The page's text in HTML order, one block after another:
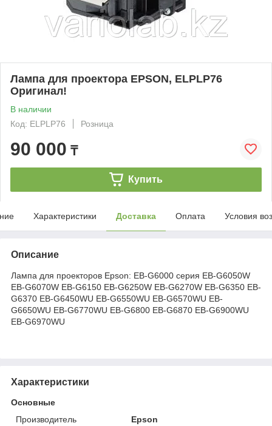
Лампа для проектора EPSON, ELPLP76
Оригинал!
В наличии
Код: ELPLP76
Розница
90 000 ₸
Купить
Характеристики Доставка Оплата Условия
Описание
Лампа для проекторов Epson: EB-G6000 серия EB-G6050W
EB-G6070W EB-G6150 EB-G6250W EB-G6270W EB-G6350 EB-
G6370 EB-G6450WU EB-G6550WU EB-G6570WU EB-
G6650WU EB-G6770WU EB-G6800 EB-G6870 EB-G6900WU
EB-G6970WU
Характеристики
Основные
Производитель
Epson